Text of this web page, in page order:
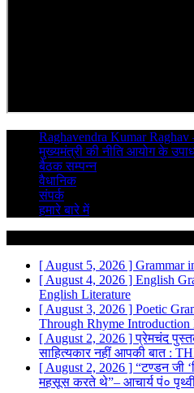
Raghavendra Kumar Raghav
मुख्यमंत्री की नीति आयोग के
बैठक सम्पन्न
वैधानिक
संपर्क
हमारे बारे में
[ August 5, 2026 ] Grammar
[ August 4, 2026 ] English
English Literature
[ August 3, 2026 ] Poetic
Through Rhyme Introduction
[ August 2, 2026 ]प्रेमचंद
साहित्यकार नहीं आपकी बात :
[ August 2, 2026 ] “टण्डन जी
महसूस करते थे”– आचार्य पं०